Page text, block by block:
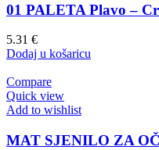
01 PALETA Plavo –
5.31 €
Dodaj u košaricu
Compare
Quick view
Add to wishlist
MAT SJENILO ZA